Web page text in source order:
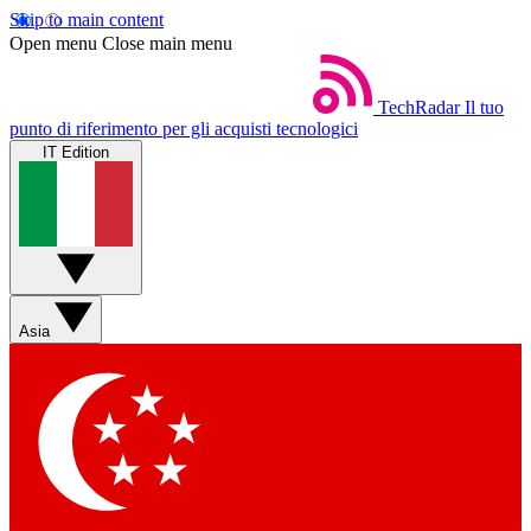
Skip to main content
Open menu Close main menu
TechRadar Il tuo
punto di riferimento per gli acquisti tecnologici
IT Edition
Asia